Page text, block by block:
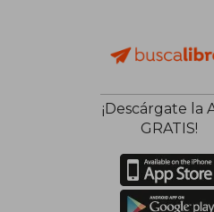
¡Descárgate la
GRATIS!